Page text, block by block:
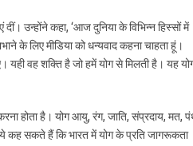
उन्होंने कहा, ‘आज दुनिया के विभिन्न हिस्सों में
के लिए मीडिया को धन्यवाद कहना चाहता हूं।
यही वह शक्ति है जो हमें योग से मिलती है। यह
होता है। योग आयु, रंग, जाति, संप्रदाय, मत,
कह सकते हैं कि भारत में योग के प्रति जागरूकता